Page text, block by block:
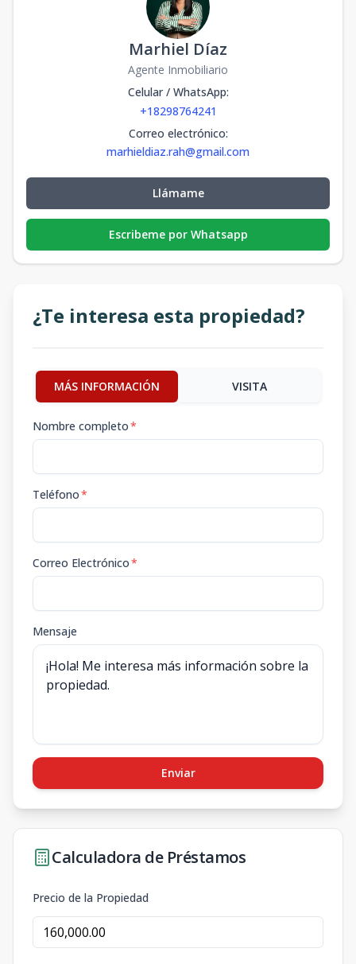
Marhiel Díaz
Agente Inmobiliario
Celular / WhatsApp:
+18298764241
Correo electrónico:
marhieldiaz.rah@gmail.com
Llámame
Escribeme por Whatsapp
¿Te interesa esta propiedad?
MÁS INFORMACIÓN VISITA
Nombre completo*
Teléfono*
Correo Electrónico*
Mensaje
Enviar
Calculadora de Préstamos
Precio de la Propiedad